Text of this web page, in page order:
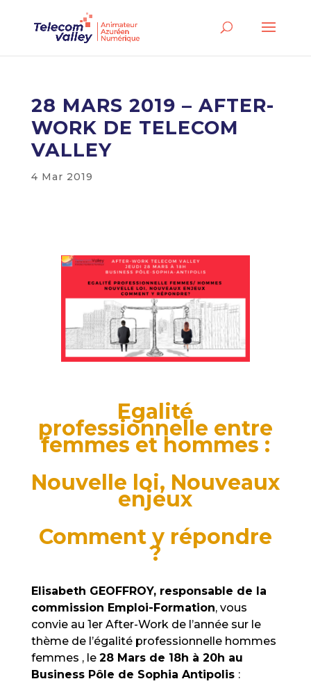
28 MARS 2019 – AFTER-
WORK DE TELECOM
VALLEY
4 Mar 2019
Egalité
professionnelle entre
femmes et hommes :
Nouvelle loi, Nouveaux
enjeux
Comment y répondre
?
Elisabeth GEOFFROY, responsable de la
commission Emploi-Formation, vous
convie au 1er After-Work de l’année sur le
thème de l’égalité professionnelle hommes
femmes , le 28 Mars de 18h à 20h au
Business Pôle de Sophia Antipolis :